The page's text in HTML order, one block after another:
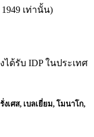
เท่านั้น)
ด้รับ IDP ในประเทศ
เศส, เบลเยี่ยม, โมนาโก,